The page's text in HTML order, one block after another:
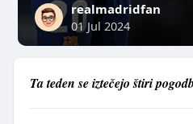
realmadridfan
01 Jul 2024
Ta teden se iztečejo štiri